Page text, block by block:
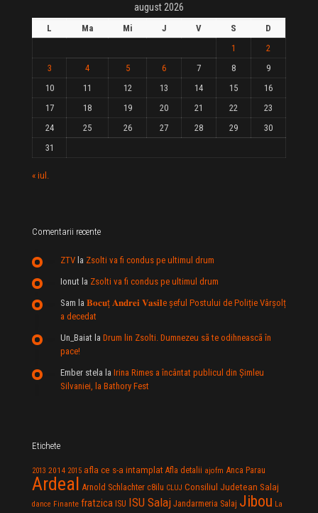
august 2026
L Ma Mi J V S
D
1
2
3
4 5 6 7 8
9
10
11 12 13 14 15
16
17
18 19 20 21 22
23
24
25 26 27 28 29
30
31
« iul.
Comentarii recente
ZTV la Zsolti va fi condus pe ultimul drum
Ionut la Zsolti va fi condus pe ultimul drum
Sam la 𝐁𝐨𝐜𝐮ț 𝐀𝐧𝐝𝐫𝐞𝐢 𝐕𝐚𝐬𝐢𝐥e şeful Postului de Poliție Vârșolț
a decedat
Un_Baiat la Drum lin Zsolti. Dumnezeu sã te odihneascã în
pace!
Ember stela la Irina Rimes a încântat publicul din Şimleu
Silvaniei, la Bathory Fest
Etichete
2013 2014 2015 afla ce s-a intamplat Afla detalii ajofm Anca Parau
Ardeal Arnold Schlachter c8ilu CLUJ Consiliul Judetean Salaj
dance Finante fratzica ISU ISU Salaj Jandarmeria Salaj Jibou La